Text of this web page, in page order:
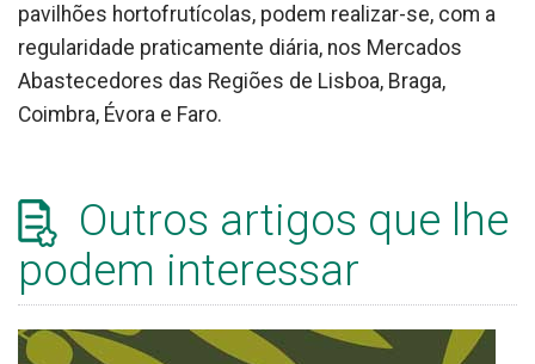
pavilhões hortofrutícolas, podem realizar-se, com a
regularidade praticamente diária, nos Mercados
Abastecedores das Regiões de Lisboa, Braga,
Coimbra, Évora e Faro.
Outros artigos que lhe
podem interessar